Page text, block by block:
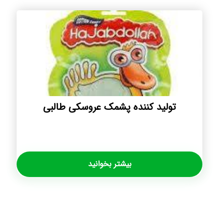
تولید کننده پشمک عروسکی طالبی
بیشتر بخوانید